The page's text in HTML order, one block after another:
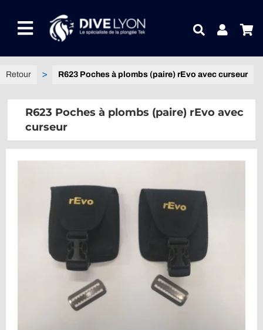
contenuToggle
Navigation
NOTRE UNIVERS PRODUITS
CONTACTEZ-NOUS
IDEES CADEAUX
Guides
R623 Poches à plombs (paire) rEvo avec curseur
R623 Poches à plombs (paire) rEvo avec
curseur